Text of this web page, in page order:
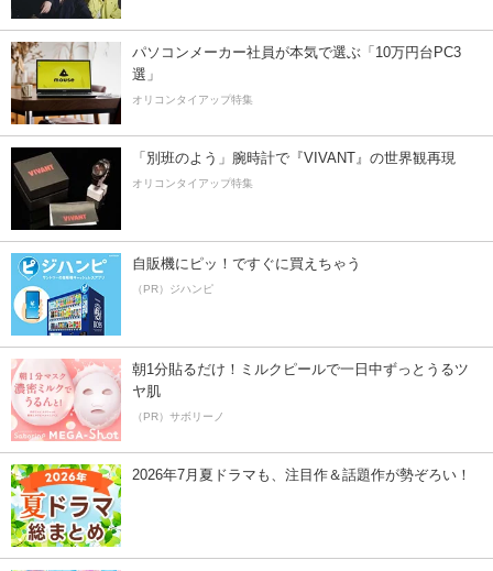
パソコンメーカー社員が本気で選ぶ「10万円台PC3
選」
オリコンタイアップ特集
「別班のよう」腕時計で『VIVANT』の世界観再現
オリコンタイアップ特集
自販機にピッ！ですぐに買えちゃう
（PR）ジハンピ
朝1分貼るだけ！ミルクピールで一日中ずっとうるツ
ヤ肌
（PR）サボリーノ
2026年7月夏ドラマも、注目作＆話題作が勢ぞろい！